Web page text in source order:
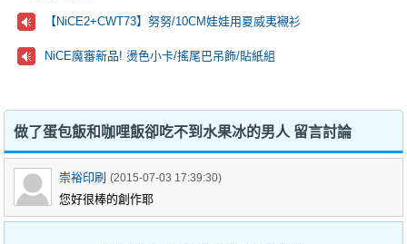
【NiCE2+CWT73】努努/10CM娃娃用夏威夷襯衫
NiCE魔審新品! 燙色小卡/搖尾巴吊飾/貼紙組
做了蛋包飯和咖哩飯卻吃不到水果冰的男人 留言討論
崇裕印刷 (2015-07-03 17:39:30)
您好很棒的創作耶